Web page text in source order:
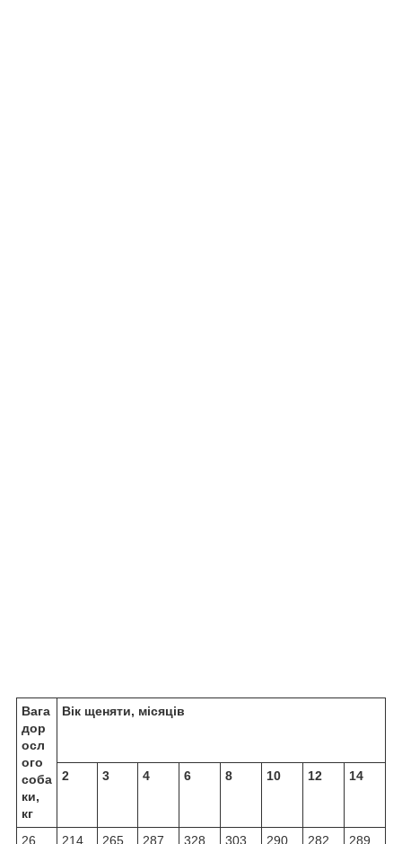
Вага
дор
осл
ого
соба
ки,
кг
Вік щеняти, місяців
2 3 4 6 8 10 12 14
26 214 265 287 328 303 290 282 289